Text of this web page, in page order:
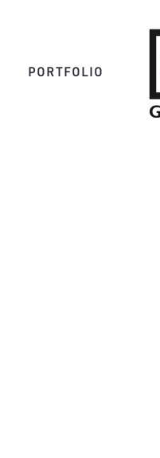
PORTFOLIO